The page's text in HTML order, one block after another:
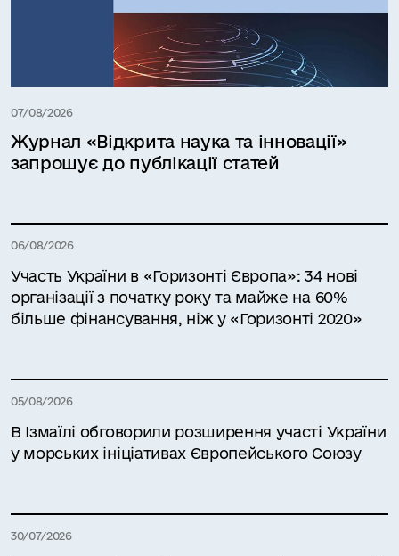
07/08/2026
Журнал «Відкрита наука та інновації»
запрошує до публікації статей
06/08/2026
Участь України в «Горизонті Європа»: 34 нові
організації з початку року та майже на 60%
більше фінансування, ніж у «Горизонті 2020»
05/08/2026
В Ізмаїлі обговорили розширення участі України
у морських ініціативах Європейського Союзу
30/07/2026